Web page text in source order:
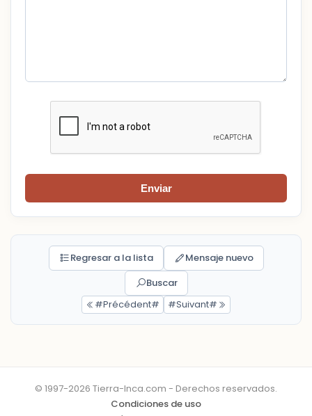
Enviar
Regresar a la lista
Mensaje nuevo
Buscar
#Précédent#
#Suivant#
© 1997-2026 Tierra-Inca.com - Derechos reservados.
Condiciones de uso